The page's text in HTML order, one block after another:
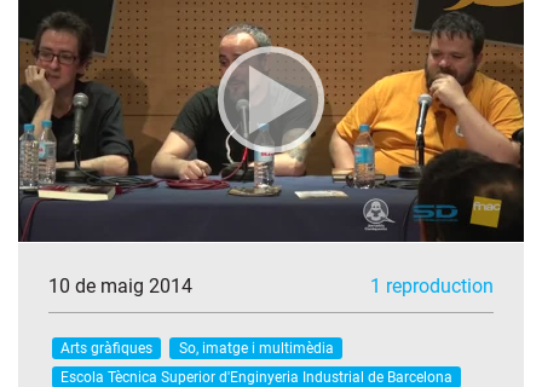
10 de maig 2014 1 reproduction
Arts gràfiques
So, imatge i multimèdia
Escola Tècnica Superior d'Enginyeria Industrial de Barcelona